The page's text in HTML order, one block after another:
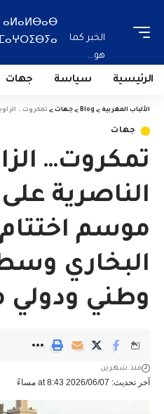
الخبر كما
هو...
ⴰⵍⴰⵍⴱⴰⴱ
الرئيسية سياسة جهات
الألباب المغربية >
Blog
> جهات > تمكروت…
جهات
تمكروت…
الناصرية
موسم
البخاري
وطني ودولي
آخر تحديث: 2026/06/07 at 8:43 مساءً
منذ شهرين